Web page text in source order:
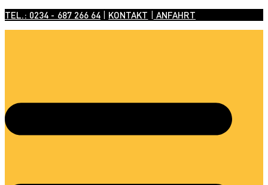
TEL.: 0234 - 687 266 64 KONTAKT ANFAHRT